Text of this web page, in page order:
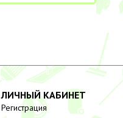
ЛИЧНЫЙ КАБИНЕТ
Регистрация